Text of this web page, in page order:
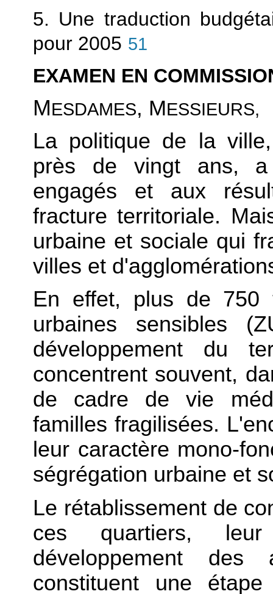
5. Une traduction
pour 2005 51
EXAMEN EN
MESDAMES, MESSIEURS,
La politique de la
près de vingt ans, a
engagés et aux
fracture territoriale.
urbaine et sociale qui
villes et
En effet, plus de 750
urbaines sensibles
développement du
concentrent souvent,
de cadre de vie
familles fragilisées.
leur caractère mono-
ségrégation urbaine et
Le rétablissement de
ces quartiers,
développement
constituent une